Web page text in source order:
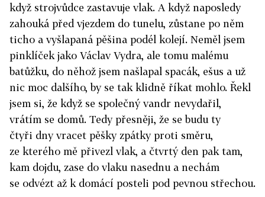
když strojvůdce zastavuje vlak. A když naposledy
zahouká před vjezdem do tunelu, zůstane po něm
ticho a vyšlapaná pěšina podél kolejí. Neměl jsem
pinklíček jako Václav Vydra, ale tomu malému
batůžku, do něhož jsem našlapal spacák, ešus a už
nic moc dalšího, by se tak klidně říkat mohlo. Řekl
jsem si, že když se společný vandr nevydařil,
vrátím se domů. Tedy přesněji, že se budu ty
čtyři dny vracet pěšky zpátky proti směru,
ze kterého mě přivezl vlak, a čtvrtý den pak tam,
kam dojdu, zase do vlaku nasednu a nechám
se odvézt až k domácí posteli pod pevnou střechou.